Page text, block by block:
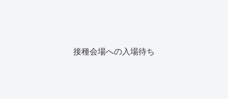
接種会場への入場待ち